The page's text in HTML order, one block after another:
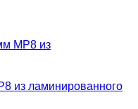
из ламинированного